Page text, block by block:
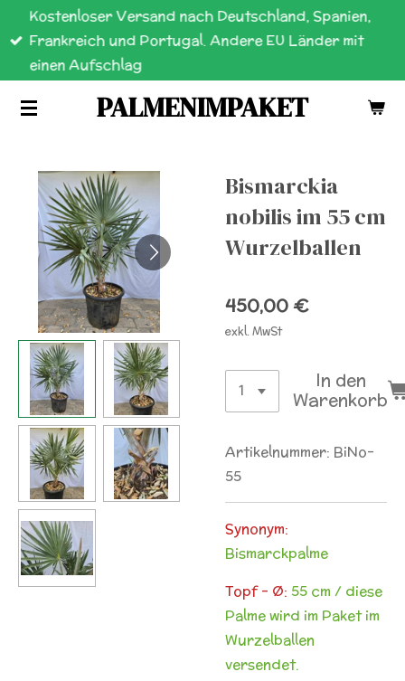
Zum
Hauptinhalt
springen
PALMENIMPAKET
Kostenloser Versand nach Deutschland, Spanien,
Frankreich und Portugal. Andere EU Länder mit
einen Aufschlag
Bismarckia
nobilis im 55 cm
Wurzelballen
450,00 €
exkl. MwSt
In den
Warenkorb
Artikelnummer: BiNo-
55
Synonym:
Bismarckpalme
Topf - Ø: 55 cm / diese
Palme wird im Paket im
Wurzelballen
versendet.